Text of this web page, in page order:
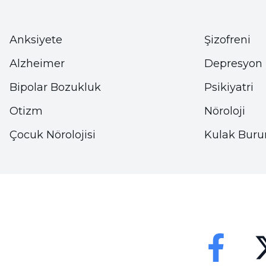
• Öfkelendiklerinde sık sık başkalarıyla tartışmaya
• Öfkelenen bireyler en ufak şeyde bile tahrik
• Öfkeyi kontrol edemeyip ses yükseltmeye
Anksiyete
Alzheimer
Bipolar Bozukluk
Otizm
Çocuk Nörolojisi
Şizofreni
Depresyon
Psikiyatri
Nöroloji
Kulak